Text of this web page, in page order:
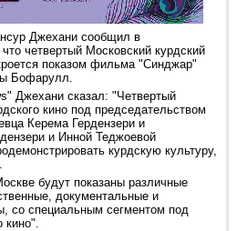
Джехани сообщил в
четвертый Московский курдский
показом фильма "Синджар"
Бофарулл.
Джехани сказал: "Четвертый
кино под председательством
Керема Гердензери и
и Инной Теджоевой
курдскую культуру,
будут показаны различные
документальные и
со специальным сегментом под
кино".